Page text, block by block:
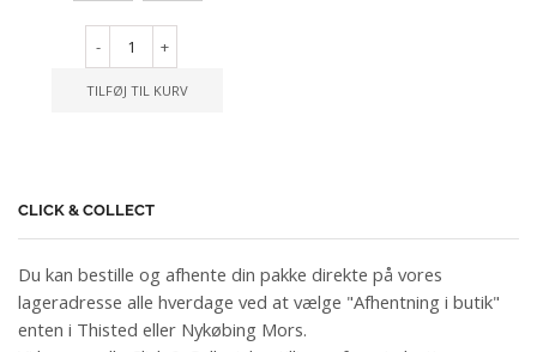
- +
TILFØJ TIL KURV
CLICK & COLLECT
Du kan bestille og afhente din pakke direkte på vores
lageradresse alle hverdage ved at vælge "Afhentning i butik"
enten i Thisted eller Nykøbing Mors.